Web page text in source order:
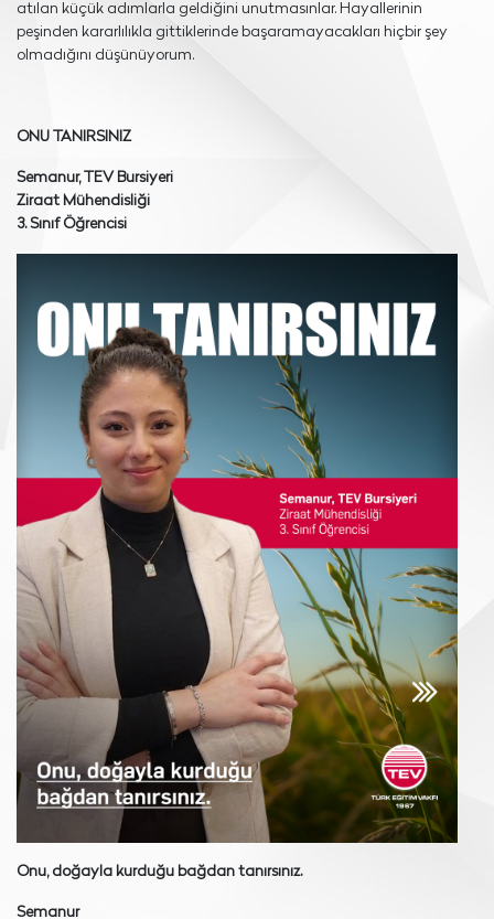
atılan küçük adımlarla geldiğini unutmasınlar. Hayallerinin
peşinden kararlılıkla gittiklerinde başaramayacakları hiçbir şey
olmadığını düşünüyorum.
ONU TANIRSINIZ
Semanur, TEV Bursiyeri
Ziraat Mühendisliği
3. Sınıf Öğrencisi
Onu, doğayla kurduğu bağdan tanırsınız.
Semanur